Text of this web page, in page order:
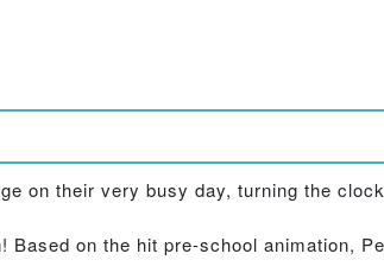
on their very busy day, turning the
on the hit pre-school animation,